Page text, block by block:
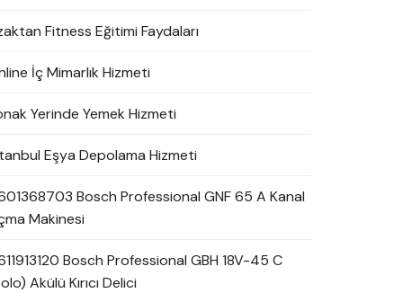
Fitness Eğitimi Faydaları
İç Mimarlık Hizmeti
Yerinde Yemek Hizmeti
Eşya Depolama Hizmeti
Bosch Professional GNF 65 A Kanal
Makinesi
Bosch Professional GBH 18V-45 C
Akülü Kırıcı Delici